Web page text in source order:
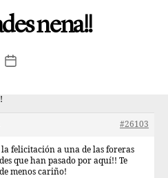
nena!!
#26103
felicitación a una de las foreras
que han pasado por aquí!! Te
menos cariño!